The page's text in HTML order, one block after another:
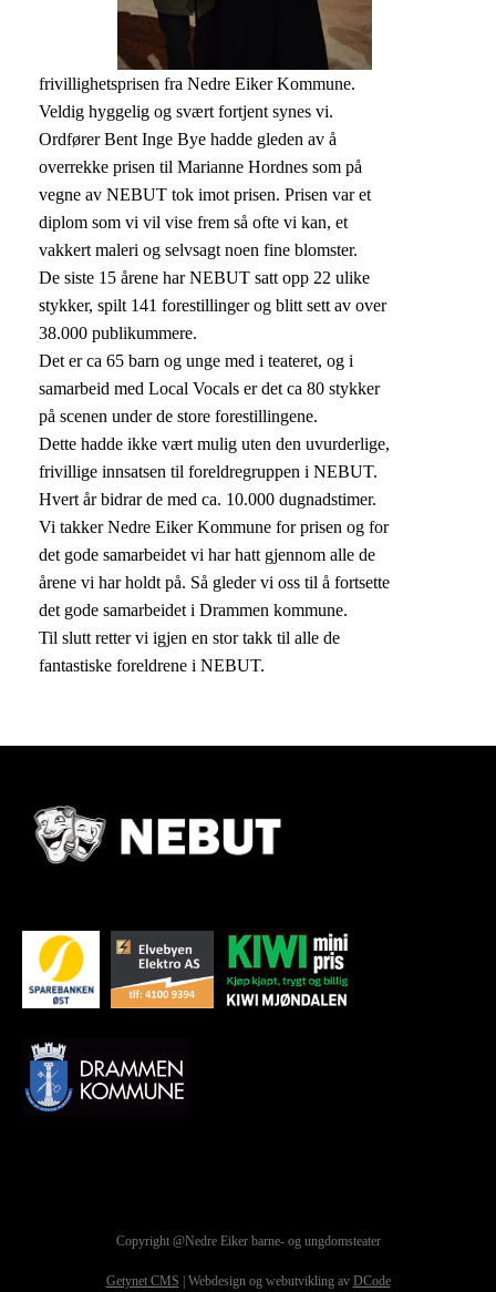
frivillighetsprisen fra Nedre Eiker Kommune.
Veldig hyggelig og svært fortjent synes vi.
Ordfører Bent Inge Bye hadde gleden av å
overrekke prisen til Marianne Hordnes som på
vegne av NEBUT tok imot prisen. Prisen var et
diplom som vi vil vise frem så ofte vi kan, et
vakkert maleri og selvsagt noen fine blomster.
De siste 15 årene har NEBUT satt opp 22 ulike
stykker, spilt 141 forestillinger og blitt sett av over
38.000 publikummere.
Det er ca 65 barn og unge med i teateret, og i
samarbeid med Local Vocals er det ca 80 stykker
på scenen under de store forestillingene.
Dette hadde ikke vært mulig uten den uvurderlige,
frivillige innsatsen til foreldregruppen i NEBUT.
Hvert år bidrar de med ca. 10.000 dugnadstimer.
Vi takker Nedre Eiker Kommune for prisen og for
det gode samarbeidet vi har hatt gjennom alle de
årene vi har holdt på. Så gleder vi oss til å fortsette
det gode samarbeidet i Drammen kommune.
Til slutt retter vi igjen en stor takk til alle de
fantastiske foreldrene i NEBUT.
Copyright @Nedre Eiker barne- og ungdomsteater
Getynet CMS | Webdesign og webutvikling av DCode